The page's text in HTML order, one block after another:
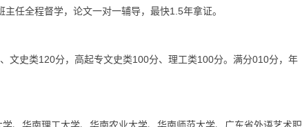
任全程督学，论文一对一辅导，最快1.5年拿证。
文史类120分，高起专文史类100分、理工类100分。满分010分，年